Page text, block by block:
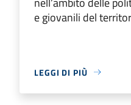
e giovanili del
LEGGI DI PIÙ